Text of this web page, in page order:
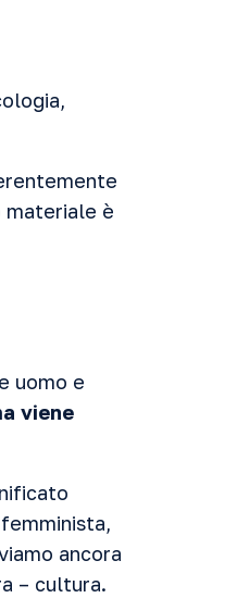
materiale è
uomo e
viene
ancora
– cultura.